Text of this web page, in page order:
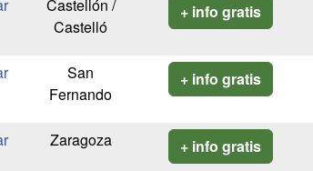
Castellón /
Castelló
+ info gratis
San
Fernando
+ info gratis
Zaragoza + info gratis